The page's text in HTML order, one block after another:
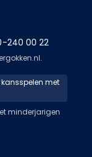
240 00 22
met
minderjarigen